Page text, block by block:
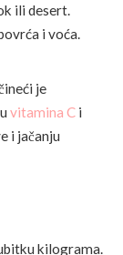
ili desert.
i voća.
je
vitamina C i
i jačanju
kilograma.